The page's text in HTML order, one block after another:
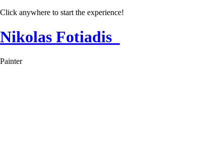
Click anywhere to start the experience!
Nikolas Fotiadis
Painter